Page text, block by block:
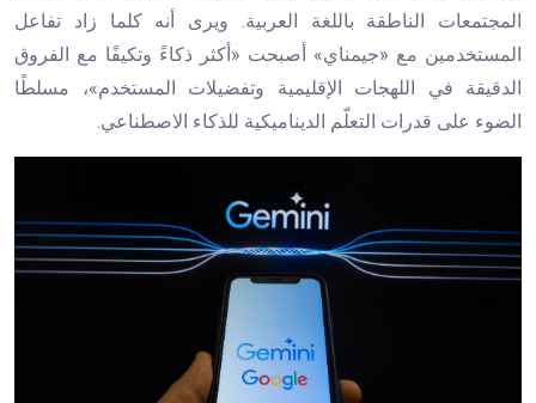
المجتمعات الناطقة باللغة العربية. ويرى أنه كلما زاد تفاعل
المستخدمين مع «جيمناي» أصبحت «أكثر ذكاءً وتكيفًا مع الفروق
الدقيقة في اللهجات الإقليمية وتفضيلات المستخدم»، مسلطًا
الضوء على قدرات التعلّم الديناميكية للذكاء الاصطناعي.